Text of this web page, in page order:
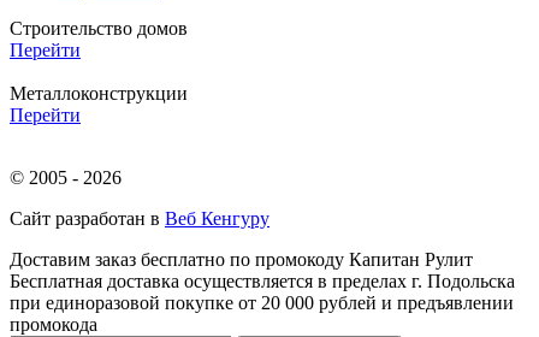
Строительство домов
Перейти
Металлоконструкции
Перейти
© 2005 - 2026
Сайт разработан в Веб Кенгуру
Доставим заказ бесплатно по промокоду Капитан Рулит
Бесплатная доставка осуществляется в пределах г. Подольска
при единоразовой покупке от 20 000 рублей и предъявлении
промокода